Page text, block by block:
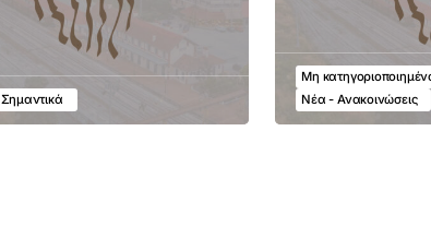
Σημαντικά
Μη
Νέα - Ανακοινώσεις